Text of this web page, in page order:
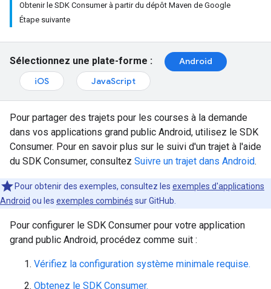
Obtenir le SDK Consumer à partir du dépôt Maven de Google
Étape suivante
Sélectionnez une plate-forme :
Android
iOS
JavaScript
Pour partager des trajets pour les courses à la demande
dans vos applications grand public Android, utilisez le SDK
Consumer. Pour en savoir plus sur le suivi d'un trajet à l'aide
du SDK Consumer, consultez Suivre un trajet dans Android.
Pour obtenir des exemples, consultez les exemples d'applications
Android ou les exemples combinés sur GitHub.
Pour configurer le SDK Consumer pour votre application
grand public Android, procédez comme suit :
Vérifiez la configuration système minimale requise.
Obtenez le SDK Consumer.